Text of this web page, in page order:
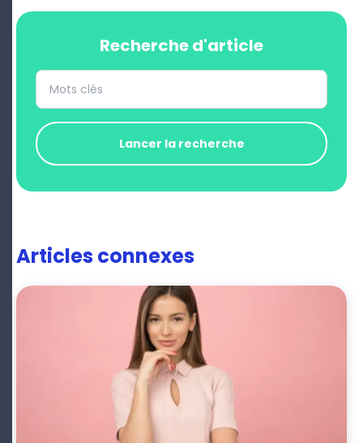
Recherche d'article
Lancer la recherche
Articles connexes